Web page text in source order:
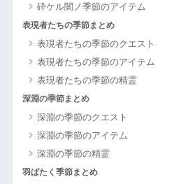
砕ケル闇ノ季節のアイテム
表現者たちの季節まとめ
表現者たちの季節のクエスト
表現者たちの季節のアイテム
表現者たちの季節の精霊
深淵の季節まとめ
深淵の季節のクエスト
深淵の季節のアイテム
深淵の季節の精霊
羽ばたく季節まとめ